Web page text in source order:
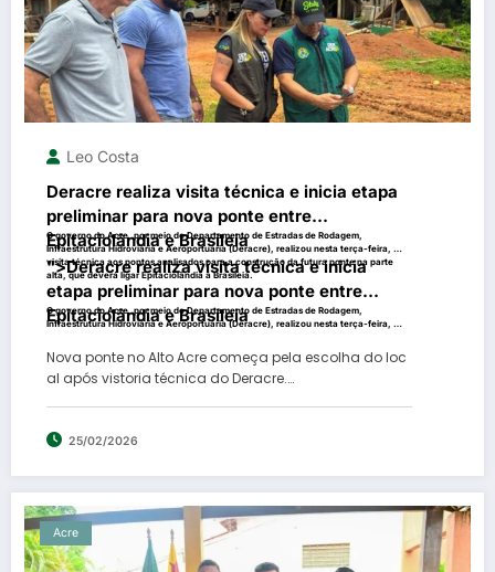
Leo Costa
Deracre realiza visita técnica e inicia etapa
preliminar para nova ponte entre
Epitaciolândia e Brasileia
O governo do Acre, por meio do Departamento de Estradas de Rodagem,
Infraestrutura Hidroviária e Aeroportuária (Deracre), realizou nesta terça-feira, 24,
visita técnica aos pontos analisados para a construção da futura ponte na parte
alta, que deverá ligar Epitaciolândia a Brasileia.
">Deracre realiza visita técnica e inicia
etapa preliminar para nova ponte entre
Epitaciolândia e Brasileia
O governo do Acre, por meio do Departamento de Estradas de Rodagem,
Infraestrutura Hidroviária e Aeroportuária (Deracre), realizou nesta terça-feira, 24,
alta, que deverá ligar Epitaciolândia a Brasileia.
Nova ponte no Alto Acre começa pela escolha do loc
al após vistoria técnica do Deracre.…
25/02/2026
Acre